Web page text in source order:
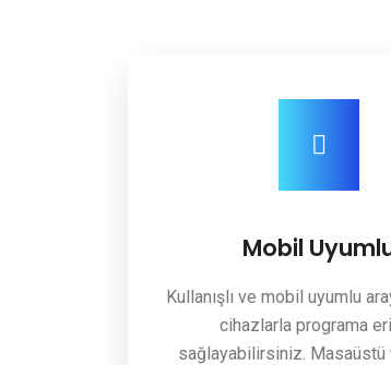
Mobil
Kullanışlı ve mobil uyumlu
cihazlarla programa
sağlayabilirsiniz. Masaüstü